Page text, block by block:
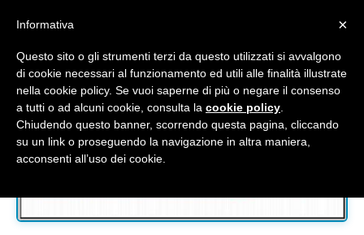
Accedi / Registrati
Contattaci
×
Informativa
Questo sito o gli strumenti terzi da questo utilizzati si avvalgono
di cookie necessari al funzionamento ed utili alle finalità illustrate
nella cookie policy. Se vuoi saperne di più o negare il consenso
a tutti o ad alcuni cookie, consulta la cookie policy
Chiudendo questo banner, scorrendo questa pagina, cliccando
su un link o proseguendo la navigazione in altra maniera,
acconsenti all’uso dei cookie.